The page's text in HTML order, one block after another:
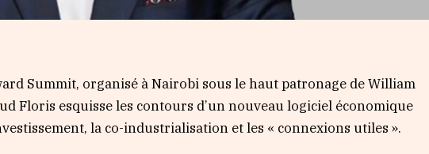
Summit, organisé à Nairobi sous le haut patronage de William
Floris esquisse les contours d’un nouveau logiciel économique
la co-industrialisation et les « connexions utiles ».